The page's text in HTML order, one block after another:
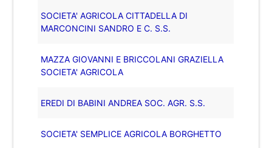
SOCIETA' AGRICOLA CITTADELLA DI
MARCONCINI SANDRO E C. S.S.
MAZZA GIOVANNI E BRICCOLANI GRAZIELLA
SOCIETA' AGRICOLA
EREDI DI BABINI ANDREA SOC. AGR. S.S.
SOCIETA' SEMPLICE AGRICOLA BORGHETTO